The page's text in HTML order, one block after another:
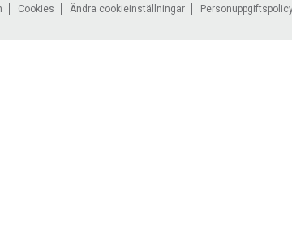
Cookies Ändra cookieinställningar